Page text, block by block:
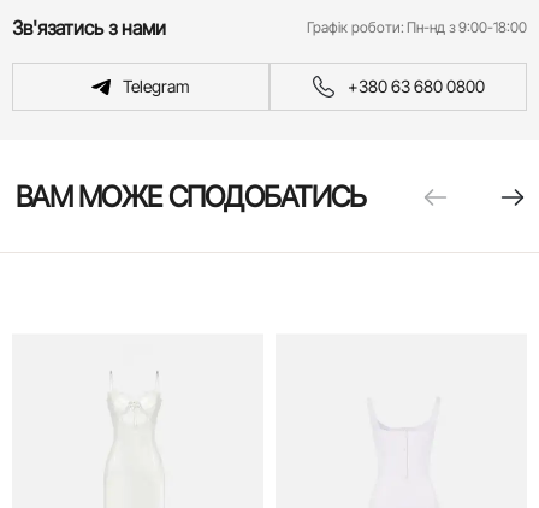
Зв'язатись з нами Графік роботи: Пн-нд з 9:00-18:00
Telegram +380 63 680 0800
ВАМ МОЖЕ СПОДОБАТИСЬ